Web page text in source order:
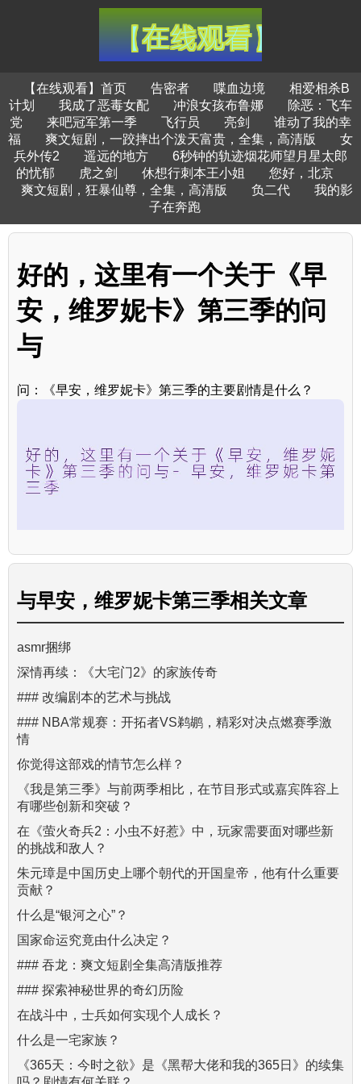
【在线观看】首页 告密者 喋血边境
相爱相杀B
计划
我成了恶毒女配 冲浪女孩布鲁娜
除恶：飞车
党
来吧冠军第一季 飞行员 亮剑
谁动了我的幸
福
爽文短剧，一跤摔出个泼天富贵，全集，高清版
女
兵外传2
遥远的地方
6秒钟的轨迹烟花师望月星太郎
的忧郁
虎之剑 休想行刺本王小姐
您好，北京
爽文短剧，狂暴仙尊，全集，高清版
负二代
我的影
子在奔跑
好的，这里有一个关于《早
安，维罗妮卡》第三季的问
与
问：《早安，维罗妮卡》第三季的主要剧情是什么？
与早安，维罗妮卡第三季相关文章
asmr捆绑
深情再续：《大宅门2》的家族传奇
### 改编剧本的艺术与挑战
### NBA常规赛：开拓者VS鹈鹕，精彩对决点燃赛季激
情
你觉得这部戏的情节怎么样？
《我是第三季》与前两季相比，在节目形式或嘉宾阵容上
有哪些创新和突破？
在《萤火奇兵2：小虫不好惹》中，玩家需要面对哪些新
的挑战和敌人？
朱元璋是中国历史上哪个朝代的开国皇帝，他有什么重要
贡献？
什么是“银河之心”？
国家命运究竟由什么决定？
### 吞龙：爽文短剧全集高清版推荐
### 探索神秘世界的奇幻历险
在战斗中，士兵如何实现个人成长？
什么是一宅家族？
《365天：今时之欲》是《黑帮大佬和我的365日》的续集